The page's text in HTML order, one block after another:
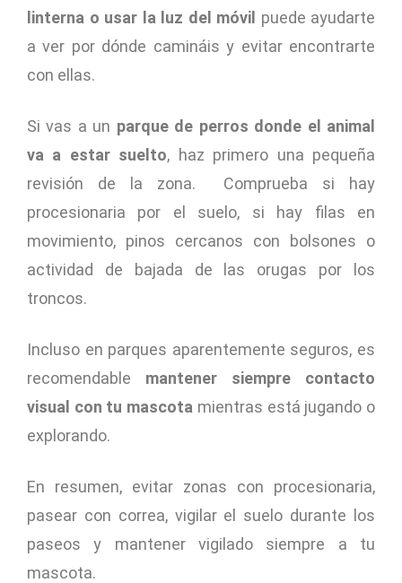
linterna o usar la luz del móvil puede ayudarte
a ver por dónde camináis y evitar encontrarte
con ellas.
Si vas a un parque de perros donde el animal
va a estar suelto, haz primero una pequeña
revisión de la zona. Comprueba si hay
procesionaria por el suelo, si hay filas en
movimiento, pinos cercanos con bolsones o
actividad de bajada de las orugas por los
troncos.
Incluso en parques aparentemente seguros, es
recomendable mantener siempre contacto
visual con tu mascota mientras está jugando o
explorando.
En resumen, evitar zonas con procesionaria,
pasear con correa, vigilar el suelo durante los
paseos y mantener vigilado siempre a tu
mascota.